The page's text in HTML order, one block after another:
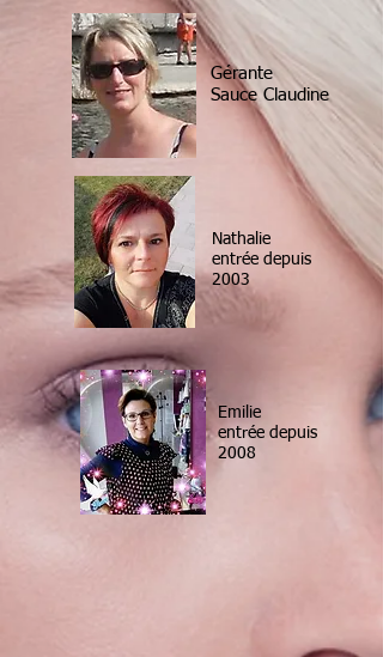
Gérante
Sauce Claudine
Nathalie
entrée depuis
2003
Emilie
entrée depuis
2008